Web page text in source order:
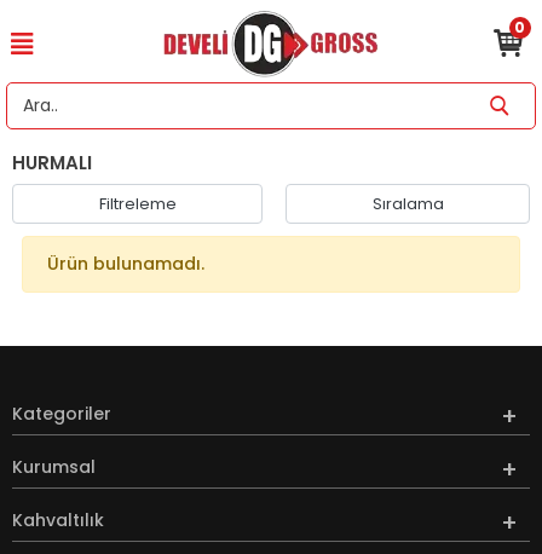
0
HURMALI
Filtreleme Sıralama
Ürün bulunamadı.
Kategoriler
Kurumsal
Kahvaltılık